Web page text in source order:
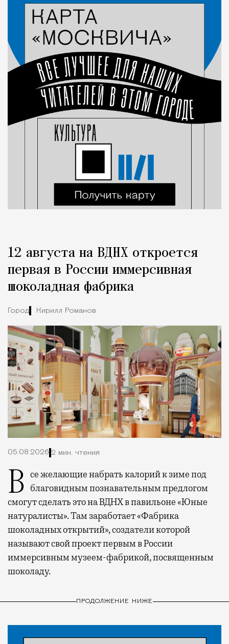
Город
12 августа на ВДНХ откроется
первая в России иммерсивная
шоколадная фабрика
Город Кирилл Романов
05.08.2026 2 мин. чтения
Все желающие набрать калорий к зиме под благовидным познавательным предлогом
смогут сделать это на ВДНХ в павильоне «Юные
натуралисты». Там заработает «Фабрика
шоколадных открытий», создатели которой
называют свой проект первым в России
иммерсивным музеем-фабрикой, посвященным
шоколаду.
ПРОДОЛЖЕНИЕ НИЖЕ